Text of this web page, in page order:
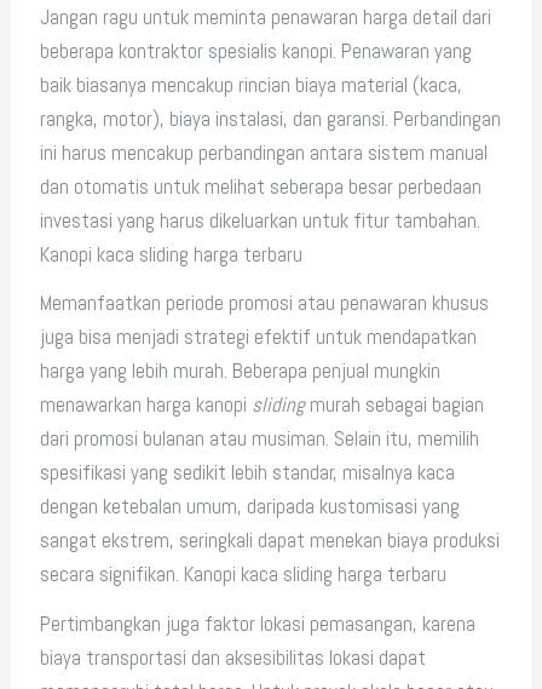
Jangan ragu untuk meminta penawaran harga detail dari
beberapa kontraktor spesialis kanopi. Penawaran yang
baik biasanya mencakup rincian biaya material (kaca,
rangka, motor), biaya instalasi, dan garansi. Perbandingan
ini harus mencakup perbandingan antara sistem manual
dan otomatis untuk melihat seberapa besar perbedaan
investasi yang harus dikeluarkan untuk fitur tambahan.
Kanopi kaca sliding harga terbaru
Memanfaatkan periode promosi atau penawaran khusus
juga bisa menjadi strategi efektif untuk mendapatkan
harga yang lebih murah. Beberapa penjual mungkin
menawarkan harga kanopi slidingmurah sebagai bagian
dari promosi bulanan atau musiman. Selain itu, memilih
spesifikasi yang sedikit lebih standar, misalnya kaca
dengan ketebalan umum, daripada kustomisasi yang
sangat ekstrem, seringkali dapat menekan biaya produksi
secara signifikan. Kanopi kaca sliding harga terbaru
Pertimbangkan juga faktor lokasi pemasangan, karena
biaya transportasi dan aksesibilitas lokasi dapat